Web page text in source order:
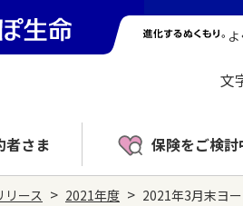
文
者さま 保険をご検討
リース > 2021年度 > 2021年3月末ヨ